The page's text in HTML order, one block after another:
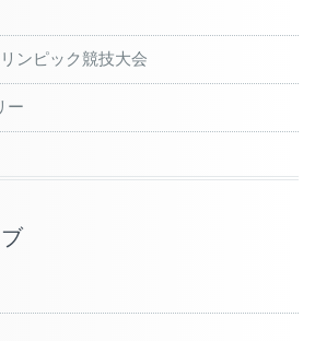
ンピック競技大会
ー